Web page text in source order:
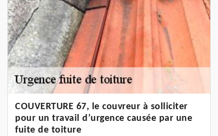
COUVERTURE 67, le couvreur à solliciter
pour un travail d’urgence causée par une
fuite de toiture